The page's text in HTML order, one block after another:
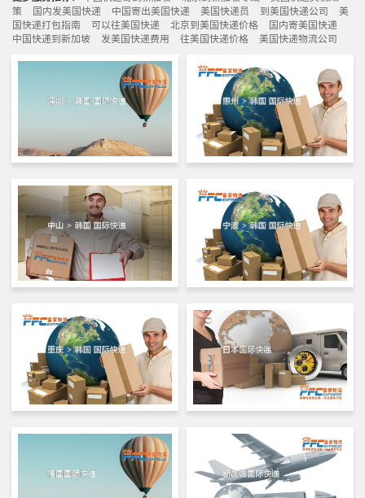
策
国内发美国快递 中国寄出美国快递 美国快递员 到美国快递公司
美
国快递打包指南
可以往美国快递 北京到美国快递价格
国内寄美国快递
中国快递到新加坡
发美国快递费用 往美国快递价格 美国快递物流公司